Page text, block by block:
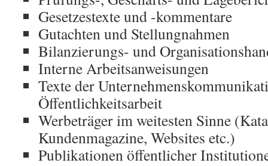
Gesetzestexte und -kommentare
Gutachten und Stellungnahmen
Bilanzierungs- und
Interne Arbeitsanweisungen
Texte der
Öffentlichkeitsarbeit
Werbeträger im weitesten Sinne
Kundenmagazine, Websites etc.)
Publikationen öffentlicher